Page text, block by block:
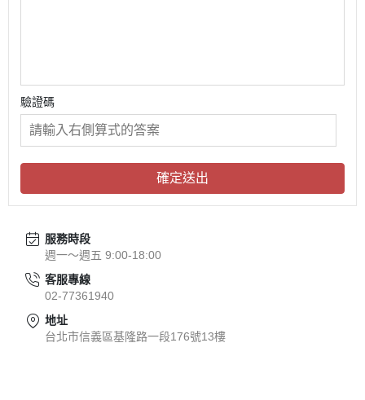
驗證碼
確定送出
服務時段
週一～週五 9:00-18:00
客服專線
02-77361940
地址
台北市信義區基隆路一段176號13樓